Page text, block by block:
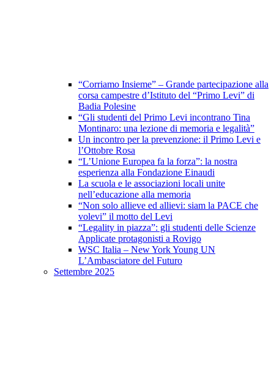
“Corriamo Insieme” – Grande partecipazione alla
corsa campestre d’Istituto del “Primo Levi” di
Badia Polesine
“Gli studenti del Primo Levi incontrano Tina
Montinaro: una lezione di memoria e legalità”
Un incontro per la prevenzione: il Primo Levi e
l’Ottobre Rosa
“L’Unione Europea fa la forza”: la nostra
esperienza alla Fondazione Einaudi
La scuola e le associazioni locali unite
nell’educazione alla memoria
“Non solo allieve ed allievi: siam la PACE che
volevi” il motto del Levi
“Legality in piazza”: gli studenti delle Scienze
Applicate protagonisti a Rovigo
WSC Italia – New York Young UN
L’Ambasciatore del Futuro
Settembre 2025